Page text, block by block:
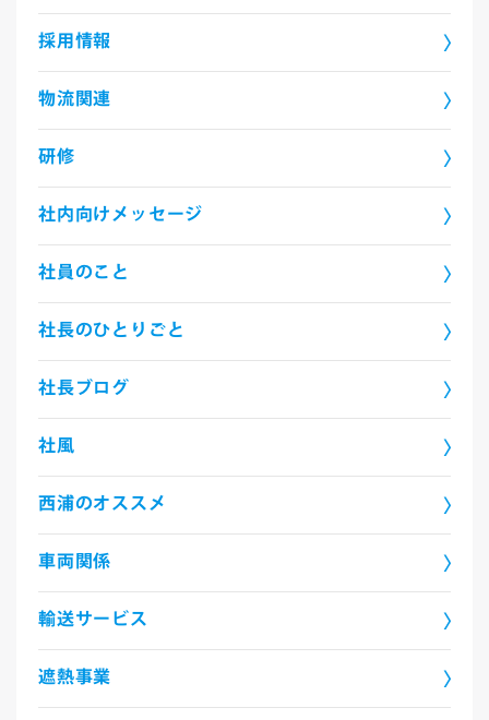
採用情報
物流関連
研修
社内向けメッセージ
社員のこと
社長のひとりごと
社長ブログ
社風
西浦のオススメ
車両関係
輸送サービス
遮熱事業